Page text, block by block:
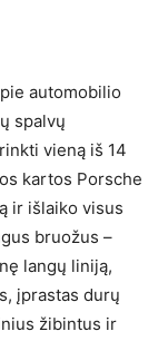
automobilio
spalvų
vieną iš 14
kartos Porsche
ir išlaiko visus
bruožus –
langų liniją,
įprastas durų
žibintus ir